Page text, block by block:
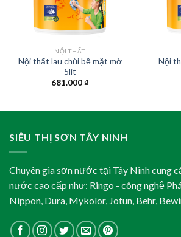
NỘI THẤT
Nội thất lau chùi bề mặt mờ
5lít
681.000₫
Nội
SIÊU THỊ SƠN TÂY NINH
Chuyên gia sơn nước tại Tây Ninh cung
nước cao cấp như: Ringo - công nghệ
Nippon, Dura, Mykolor, Jotun, Behr,